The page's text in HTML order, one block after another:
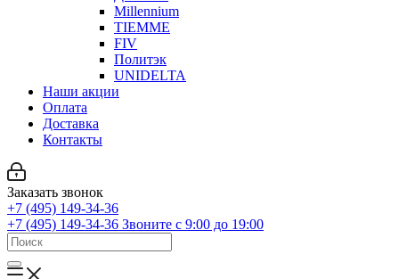
Millennium
TIEMME
FIV
Политэк
UNIDELTA
Наши акции
Оплата
Доставка
Контакты
Заказать звонок
+7 (495) 149-34-36
+7 (495) 149-34-36 Звоните с 9:00 до 19:00